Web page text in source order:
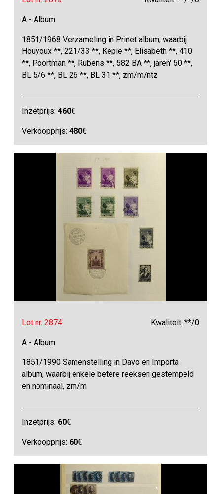
A - Album
1851/1968 Verzameling in Prinet album, waarbij
Houyoux **, 221/33 **, Kepie **, Elisabeth **, 410
**, Poortman **, Rubens **, 582 BA **, jaren' 50 **,
BL 5/6 **, BL 26 **, BL 31 **, zm/m/ntz
Inzetprijs:460€
Verkoopprijs:480€
Lot nr. 2874 Kwaliteit: **/0
A - Album
1851/1990 Samenstelling in Davo en Importa
album, waarbij enkele betere reeksen gestempeld
en nominaal, zm/m
Inzetprijs: 60€
Verkoopprijs: 60€